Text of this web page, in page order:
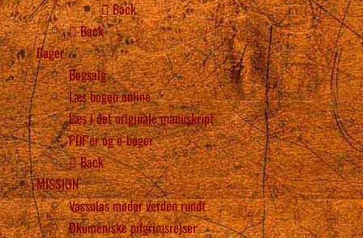
Back
Back
Bøger
Bogsalg
Læs bogen online
Læs i det originale manuskript
PDF’er og e-bøger
Back
MISSION
Vassulas møder verden rundt
Økumeniske pilgrimsrejser